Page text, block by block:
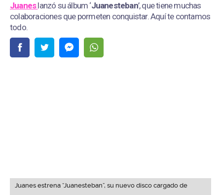
Juaneslanzó su álbum ‘Juanesteban’, que tiene muchas
colaboraciones que pormeten conquistar. Aquí te contamos
todo.
Juanes estrena “Juanesteban”, su nuevo disco cargado de